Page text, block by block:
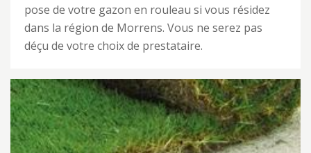
pose de votre gazon en rouleau si vous résidez
dans la région de Morrens. Vous ne serez pas
déçu de votre choix de prestataire.